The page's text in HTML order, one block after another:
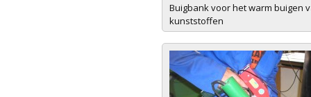
Buigbank voor het warm buigen
kunststoffen